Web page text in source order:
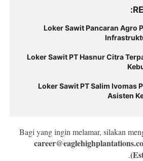
Loker Sawit Pancaran Agro
Loker Sawit PT Hasnur Citra
Loker Sawit PT Salim Ivomas
Asisten
Bagi yang ingin melamar, silakan
.